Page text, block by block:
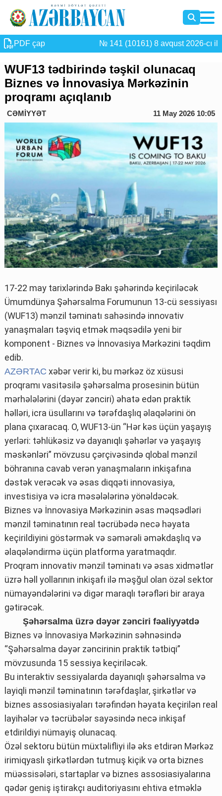
PDF çap № 141 (10161) 8 avqust 2026-cı il
WUF13 tədbirində təşkil olunacaq
Biznes və İnnovasiya Mərkəzinin
proqramı açıqlanıb
CƏMİYYƏT 11 May 2026 10:05
17-22 may tarixlərində Bakı şəhərində keçiriləcək
Ümumdünya Şəhərsalma Forumunun 13-cü sessiyası
(WUF13) mənzil təminatı sahəsində innovativ
yanaşmaları təşviq etmək məqsədilə yeni bir
komponent - Biznes və İnnovasiya Mərkəzini təqdim
edib.
AZƏRTAC xəbər verir ki, bu mərkəz öz xüsusi
proqramı vasitəsilə şəhərsalma prosesinin bütün
mərhələlərini (dəyər zənciri) əhatə edən praktik
həlləri, icra üsullarını və tərəfdaşlıq əlaqələrini ön
plana çıxaracaq. O, WUF13-ün “Hər kəs üçün yaşayış
yerləri: təhlükəsiz və dayanıqlı şəhərlər və yaşayış
məskənləri” mövzusu çərçivəsində qlobal mənzil
böhranına cavab verən yanaşmaların inkişafına
dəstək verəcək və əsas diqqəti innovasiya,
investisiya və icra məsələlərinə yönəldəcək.
Biznes və İnnovasiya Mərkəzinin əsas məqsədləri
mənzil təminatının real təcrübədə necə həyata
keçirildiyini göstərmək və səmərəli əməkdaşlıq və
əlaqələndirmə üçün platforma yaratmaqdır.
Proqram innovativ mənzil təminatı və əsas xidmətlər
üzrə həll yollarının inkişafı ilə məşğul olan özəl sektor
nümayəndələrini və digər maraqlı tərəfləri bir araya
gətirəcək.
Şəhərsalma üzrə dəyər zənciri fəaliyyətdə
Biznes və İnnovasiya Mərkəzinin səhnəsində
“Şəhərsalma dəyər zəncirinin praktik tətbiqi”
mövzusunda 15 sessiya keçiriləcək.
Bu interaktiv sessiyalarda dayanıqlı şəhərsalma və
layiqli mənzil təminatının tərəfdaşlar, şirkətlər və
biznes assosiasiyaları tərəfindən həyata keçirilən real
layihələr və təcrübələr sayəsində necə inkişaf
etdirildiyi nümayiş olunacaq.
Özəl sektoru bütün müxtəlifliyi ilə əks etdirən Mərkəz
irimiqyaslı şirkətlərdən tutmuş kiçik və orta biznes
müəssisələri, startaplar və biznes assosiasiyalarına
qədər geniş iştirakçı auditoriyasını ehtiva etməklə